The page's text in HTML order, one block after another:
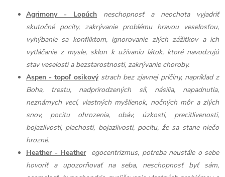
Agrimony - Lopúch
neschopnosť a neochota vyjadriť
skutočné pocity, zakrývanie problému hravou veselosťou,
vyhýbanie sa konfliktom, ignorovanie zlých zážitkov a ich
vytláčanie z mysle, sklon k užívaniu látok, ktoré navodzujú
stav veselosti a bezstarostnosti, zakrývanie choroby.
Aspen - topoľ osikový strach bez zjavnej príčiny, napríklad z
Boha, trestu, nadprirodzených síl, násilia, napadnutia,
neznámych vecí, vlastných myšlienok, nočných môr a zlých
snov, pocitu ohrozenia, obáv, úzkosti, precitlivenosti,
bojazlivosti, plachosti, bojazlivosti, pocitu, že sa stane niečo
hrozné.
Heather - Heather
egocentrizmus, potreba neustále o sebe
hovoriť a upozorňovať na seba, neschopnosť byť sám,